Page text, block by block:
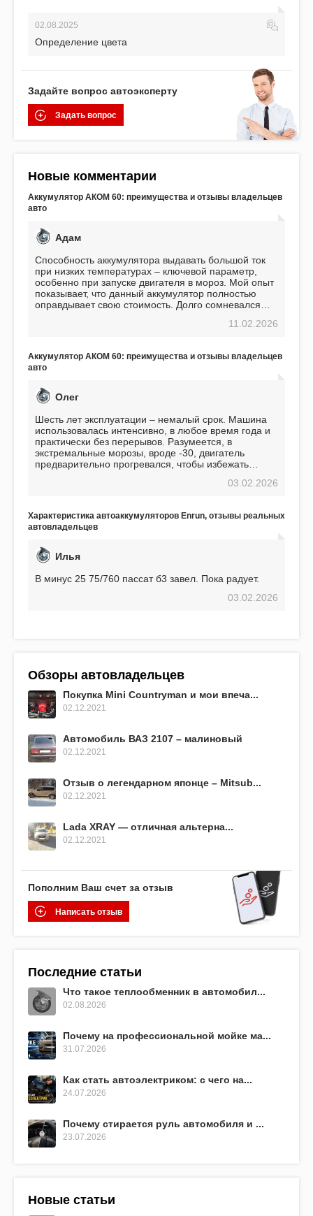
02.08.2025
Определение цвета
Задайте вопрос автоэксперту
Задать вопрос
Новые комментарии
Аккумулятор АКОМ 60: преимущества и отзывы владельцев
авто
Адам
Способность аккумулятора выдавать большой ток
при низких температурах – ключевой параметр,
особенно при запуске двигателя в мороз. Мой опыт
показывает, что данный аккумулятор полностью
оправдывает свою стоимость. Долго сомневался
пожалел. Считаю, что это отличное вложение,11.02.2026
Аккумулятор АКОМ 60: преимущества и отзывы владельцев
авто
Олег
Шесть лет эксплуатации – немалый срок. Машина
использовалась интенсивно, в любое время года и
практически без перерывов. Разумеется, в
экстремальные морозы, вроде -30, двигатель
предварительно прогревался, чтобы избежать
использования не было ни единой поломки,
EFB 75. Судя по характеристикам, он даже
превосходит предыдущую модель.
03.02.2026
Характеристика автоаккумуляторов Enrun, отзывы реальных
автовладельцев
Илья
В минус 25 75/760 пассат б3 завел. Пока радует.
03.02.2026
Обзоры автовладельцев
Покупка Mini Countryman и мои впеча...
02.12.2021
Автомобиль ВАЗ 2107 – малиновый
02.12.2021
Отзыв о легендарном японце – Mitsub...
02.12.2021
Lada XRAY — отличная альтерна...
02.12.2021
Пополним Ваш счет за отзыв
Написать отзыв
Последние статьи
Что такое теплообменник в автомобил...
02.08.2026
Почему на профессиональной мойке ма...
31.07.2026
Как стать автоэлектриком: с чего на...
24.07.2026
Почему стирается руль автомобиля и ...
23.07.2026
Новые статьи